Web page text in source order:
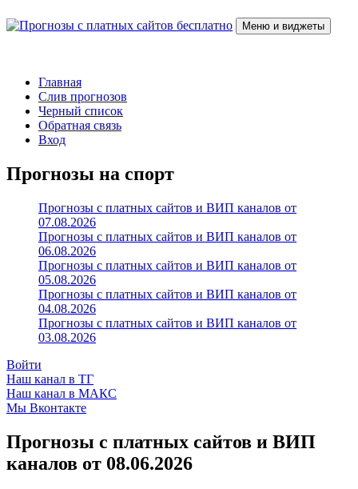
к
Меню и виджеты
Главная
Слив прогнозов
Черный список
Обратная связь
Вход
Прогнозы на спорт
Прогнозы с платных сайтов и ВИП каналов от
07.08.2026
Прогнозы с платных сайтов и ВИП каналов от
06.08.2026
Прогнозы с платных сайтов и ВИП каналов от
05.08.2026
Прогнозы с платных сайтов и ВИП каналов от
04.08.2026
Прогнозы с платных сайтов и ВИП каналов от
03.08.2026
Войти
Наш канал в ТГ
Наш канал в МАКС
Мы Вконтакте
Прогнозы с платных сайтов и ВИП
каналов от 08.06.2026